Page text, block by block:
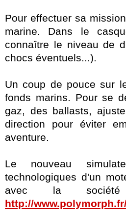
Pour effectuer sa
marine. Dans le
connaître le niveau de
chocs éventuels...).
Un coup de pouce sur
fonds marins. Pour se
gaz, des ballasts,
direction pour éviter
aventure.
Le nouveau
technologiques d'un
avec la société
http://